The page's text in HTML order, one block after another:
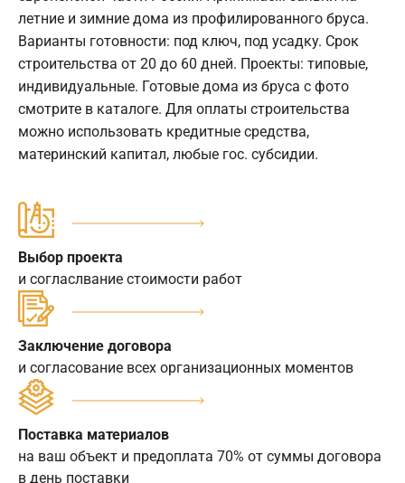
летние и зимние дома из профилированного бруса.
Варианты готовности: под ключ, под усадку. Срок
строительства от 20 до 60 дней. Проекты: типовые,
индивидуальные. Готовые дома из бруса с фото
смотрите в каталоге. Для оплаты строительства
можно использовать кредитные средства,
материнский капитал, любые гос. субсидии.
Выбор проекта
и согласлвание стоимости работ
Заключение договора
и согласование всех организационных моментов
Поставка материалов
на ваш объект и предоплата 70% от суммы договора
в день поставки